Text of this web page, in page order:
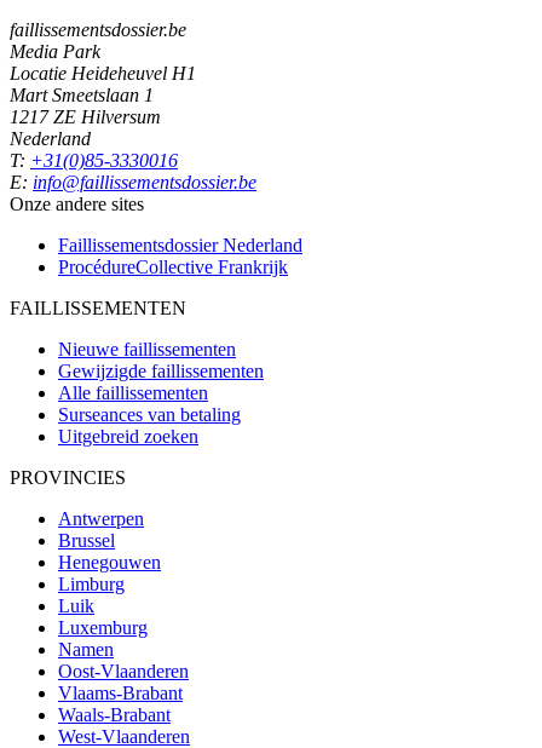
faillissementsdossier.be
Media Park
Locatie Heideheuvel H1
Mart Smeetslaan 1
1217 ZE Hilversum
Nederland
T: +31(0)85-3330016
E: info@faillissementsdossier.be
Onze andere sites
Faillissementsdossier Nederland
ProcédureCollective Frankrijk
FAILLISSEMENTEN
Nieuwe faillissementen
Gewijzigde faillissementen
Alle faillissementen
Surseances van betaling
Uitgebreid zoeken
PROVINCIES
Antwerpen
Brussel
Henegouwen
Limburg
Luik
Luxemburg
Namen
Oost-Vlaanderen
Vlaams-Brabant
Waals-Brabant
West-Vlaanderen